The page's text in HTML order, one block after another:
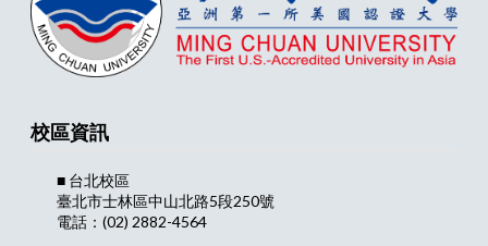
校區資訊
■ 台北校區
臺北市士林區中山北路5段250號
電話：(02) 2882-4564